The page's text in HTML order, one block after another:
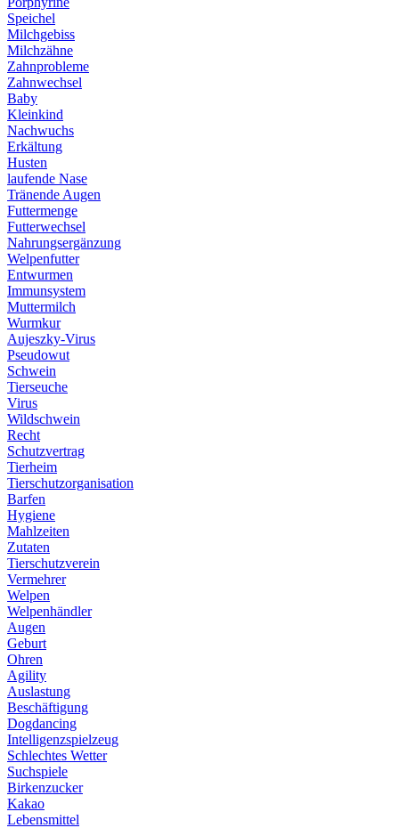
Speichel
Milchgebiss
Milchzähne
Zahnprobleme
Zahnwechsel
Baby
Kleinkind
Nachwuchs
Erkältung
Husten
laufende Nase
Tränende Augen
Futtermenge
Futterwechsel
Nahrungsergänzung
Welpenfutter
Entwurmen
Immunsystem
Muttermilch
Wurmkur
Aujeszky-Virus
Pseudowut
Schwein
Tierseuche
Virus
Wildschwein
Recht
Schutzvertrag
Tierheim
Tierschutzorganisation
Barfen
Hygiene
Mahlzeiten
Zutaten
Tierschutzverein
Vermehrer
Welpen
Welpenhändler
Augen
Geburt
Ohren
Agility
Auslastung
Beschäftigung
Dogdancing
Intelligenzspielzeug
Schlechtes Wetter
Suchspiele
Birkenzucker
Kakao
Lebensmittel